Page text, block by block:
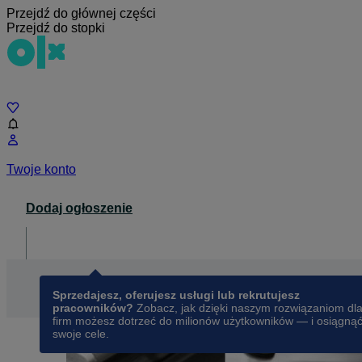
Przejdź do głównej części
Przejdź do stopki
Twoje konto
Dodaj ogłoszenie
Sprzedajesz, oferujesz usługi lub rekrutujesz
pracowników? Zobacz, jak dzięki naszym rozwiązaniom dla
firm możesz dotrzeć do milionów użytkowników — i osiągnąć
swoje cele.